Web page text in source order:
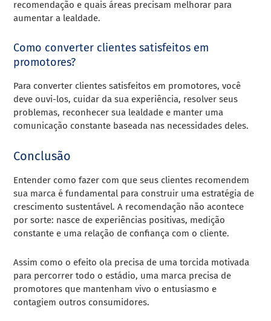
recomendação e quais áreas precisam melhorar para
aumentar a lealdade.
Como converter clientes satisfeitos em
promotores?
Para converter clientes satisfeitos em promotores, você
deve ouvi-los, cuidar da sua experiência, resolver seus
problemas, reconhecer sua lealdade e manter uma
comunicação constante baseada nas necessidades deles.
Conclusão
Entender como fazer com que seus clientes recomendem
sua marca é fundamental para construir uma estratégia de
crescimento sustentável. A recomendação não acontece
por sorte: nasce de experiências positivas, medição
constante e uma relação de confiança com o cliente.
Assim como o efeito ola precisa de uma torcida motivada
para percorrer todo o estádio, uma marca precisa de
promotores que mantenham vivo o entusiasmo e
contagiem outros consumidores.